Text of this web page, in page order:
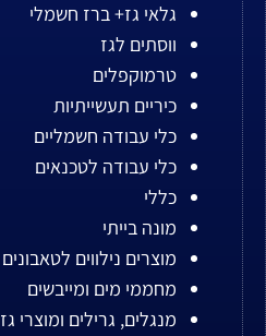
גלאי גז+ ברז חשמלי
ווסתים לגז
טרמוקפלים
כיריים תעשייתיות
כלי עבודה חשמליים
כלי עבודה לטכנאים
כללי
מונה בייתי
מוצרים נילווים לטאבונים
מחממי מים ומייבשים
מנגלים, גרילים ומוצרי גז